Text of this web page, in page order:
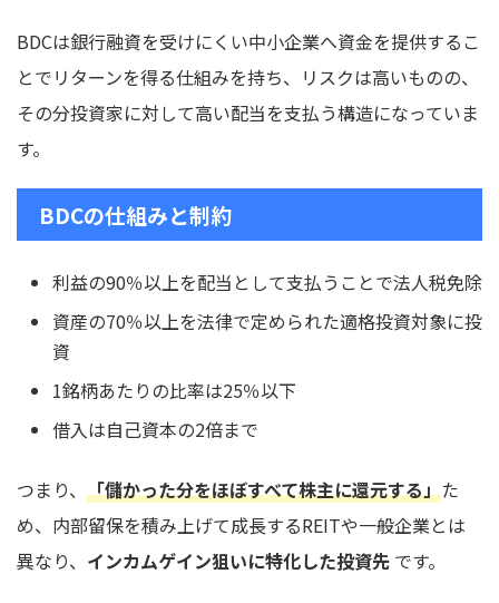
BDCは銀行融資を受けにくい中小企業へ資金を提供するこ
とでリターンを得る仕組みを持ち、リスクは高いものの、
その分投資家に対して高い配当を支払う構造になっていま
す。
BDCの仕組みと制約
利益の90％以上を配当として支払うことで法人税免除
資産の70％以上を法律で定められた適格投資対象に投
資
1銘柄あたりの比率は25％以下
借入は自己資本の2倍まで
つまり、 「儲かった分をほぼすべて株主に還元する」た
め、内部留保を積み上げて成長するREITや一般企業とは
異なり、 インカムゲイン狙いに特化した投資先 です。